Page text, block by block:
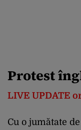
Protest
LIVE UPDATE
Cu o jumătate